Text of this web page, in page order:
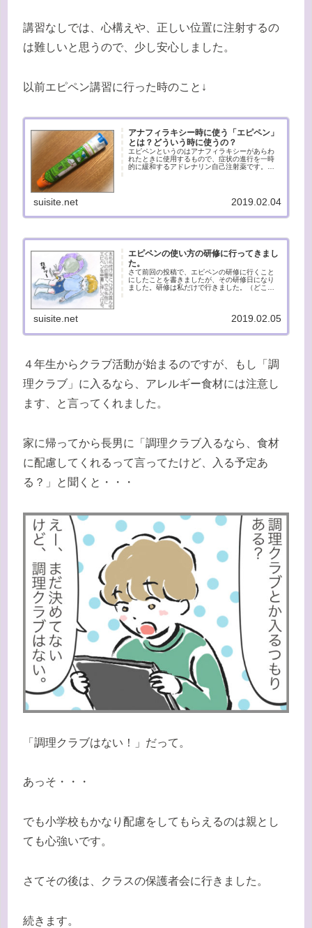
講習なしでは、心構えや、正しい位置に注射するの
は難しいと思うので、少し安心しました。
以前エピペン講習に行った時のこと↓
アナフィラキシー時に使う「エピペン」
とは？どういう時に使うの？
エピペンというのはアナフィラキシーがあらわ
れたときに使用するもので、症状の進行を一時
的に緩和するアドレナリン自己注射薬です。エ
suisite.net 2019.02.04
エピペンの使い方の研修に行ってきまし
た。
さて前回の投稿で、エピペンの研修に行くこと
にしたことを書きましたが、その研修日になり
ました。研修は私だけで行きました。（どこの
suisite.net 2019.02.05
４年生からクラブ活動が始まるのですが、もし「調
理クラブ」に入るなら、アレルギー食材には注意し
ます、と言ってくれました。
家に帰ってから長男に「調理クラブ入るなら、食材
に配慮してくれるって言ってたけど、入る予定あ
る？」と聞くと・・・
「調理クラブはない！」だって。
あっそ・・・
でも小学校もかなり配慮をしてもらえるのは親とし
ても心強いです。
さてその後は、クラスの保護者会に行きました。
続きます。